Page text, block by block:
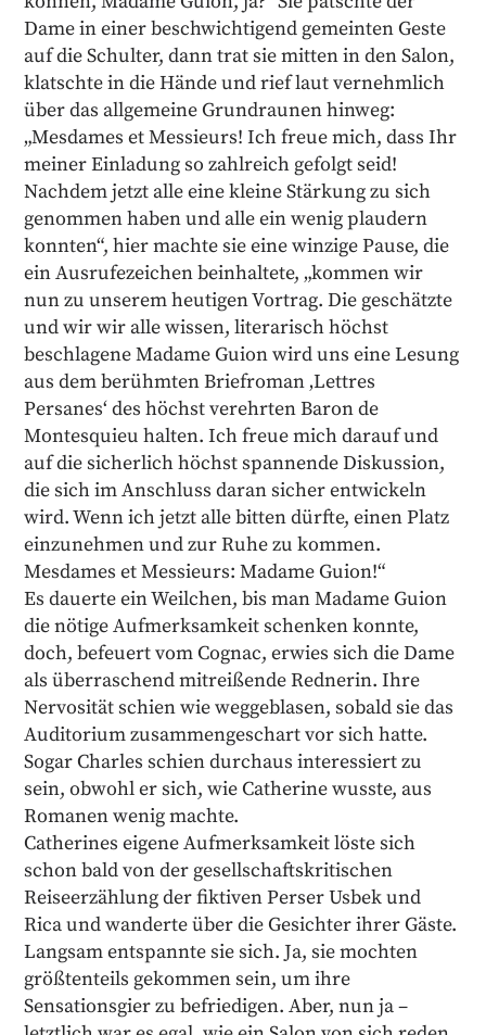
Dame in einer beschwichtigend gemeinten Geste
auf die Schulter, dann trat sie mitten in den Salon,
klatschte in die Hände und rief laut vernehmlich
über das allgemeine Grundraunen hinweg:
„Mesdames et Messieurs! Ich freue mich, dass Ihr
meiner Einladung so zahlreich gefolgt seid!
Nachdem jetzt alle eine kleine Stärkung zu sich
genommen haben und alle ein wenig plaudern
konnten“, hier machte sie eine winzige Pause, die
ein Ausrufezeichen beinhaltete, „kommen wir
nun zu unserem heutigen Vortrag. Die geschätzte
und wir wir alle wissen, literarisch höchst
beschlagene Madame Guion wird uns eine Lesung
aus dem berühmten Briefroman ‚Lettres
Persanes‘ des höchst verehrten Baron de
Montesquieu halten. Ich freue mich darauf und
auf die sicherlich höchst spannende Diskussion,
die sich im Anschluss daran sicher entwickeln
wird. Wenn ich jetzt alle bitten dürfte, einen Platz
einzunehmen und zur Ruhe zu kommen.
Mesdames et Messieurs: Madame Guion!“
Es dauerte ein Weilchen, bis man Madame Guion
die nötige Aufmerksamkeit schenken konnte,
doch, befeuert vom Cognac, erwies sich die Dame
als überraschend mitreißende Rednerin. Ihre
Nervosität schien wie weggeblasen, sobald sie das
Auditorium zusammengeschart vor sich hatte.
Sogar Charles schien durchaus interessiert zu
sein, obwohl er sich, wie Catherine wusste, aus
Romanen wenig machte.
Catherines eigene Aufmerksamkeit löste sich
schon bald von der gesellschaftskritischen
Reiseerzählung der fiktiven Perser Usbek und
Rica und wanderte über die Gesichter ihrer Gäste.
Langsam entspannte sie sich. Ja, sie mochten
größtenteils gekommen sein, um ihre
Sensationsgier zu befriedigen. Aber, nun ja –